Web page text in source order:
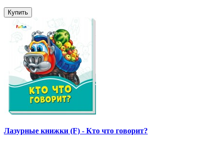
Купить
Лазурные книжки (F) - Кто что говорит?